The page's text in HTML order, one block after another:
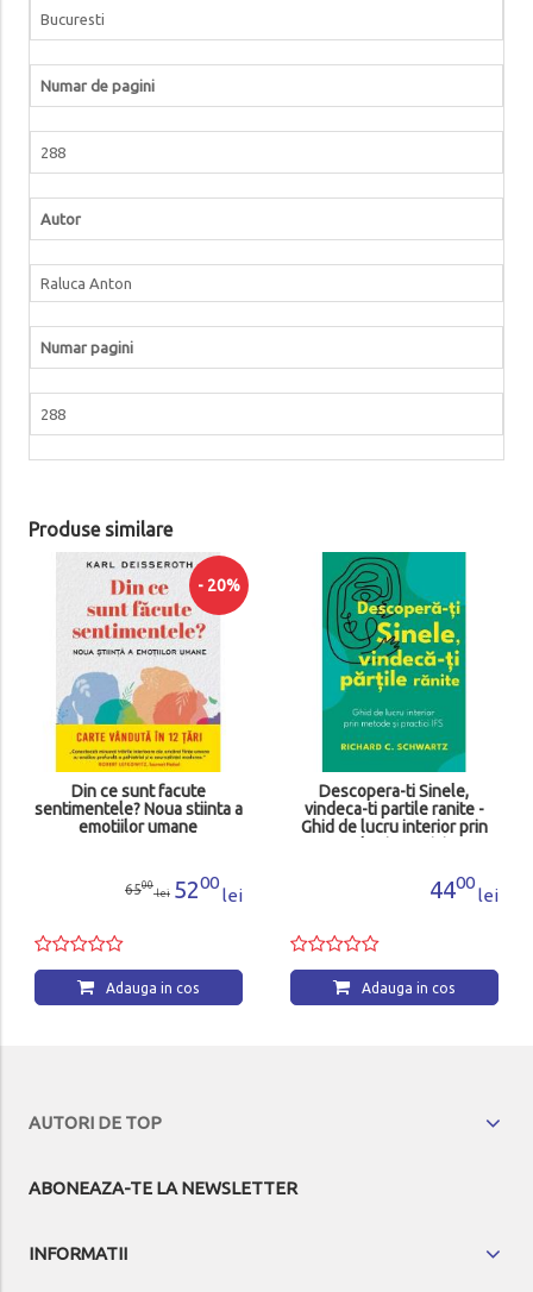
Bucuresti
Numar de pagini
288
Autor
Raluca Anton
Numar pagini
288
Produse similare
- 20%
Din ce sunt facute
sentimentele? Noua stiinta a
emotiilor umane
6500
lei 5200
lei
Adauga in cos
Descopera-ti Sinele,
vindeca-ti partile ranite -
Ghid de lucru interior prin
4400
lei
Adauga in cos
AUTORI DE TOP
ABONEAZA-TE LA NEWSLETTER
INFORMATII